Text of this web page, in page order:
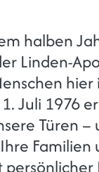
halben
Linden-
hier
Juli 1976
Türen –
Familien